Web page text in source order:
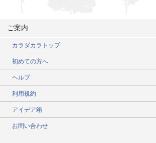
ご案内
カラダカラトップ
初めての方へ
ヘルプ
利用規約
アイデア箱
お問い合わせ